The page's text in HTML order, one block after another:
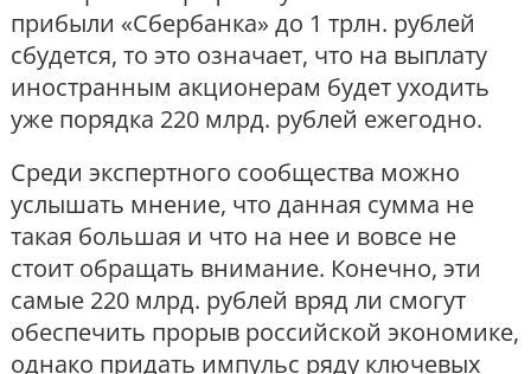
прибыли «Сбербанка» до 1 трлн. рублей
сбудется, то это означает, что на выплату
иностранным акционерам будет уходить
уже порядка 220 млрд. рублей ежегодно.
Среди экспертного сообщества можно
услышать мнение, что данная сумма не
такая большая и что на нее и вовсе не
стоит обращать внимание. Конечно, эти
самые 220 млрд. рублей вряд ли смогут
обеспечить прорыв российской экономике,
однако придать импульс ряду ключевых